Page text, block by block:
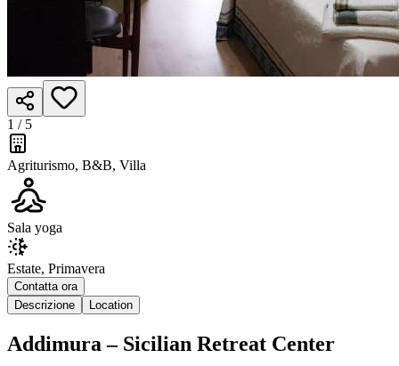
1 / 5
Agriturismo, B&B, Villa
Sala yoga
Estate, Primavera
Contatta ora
Descrizione
Location
Addimura – Sicilian Retreat Center